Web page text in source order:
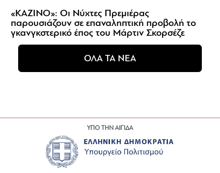
«ΚΑΖΙΝΟ»: Οι Νύχτες Πρεμιέρας
παρουσιάζουν σε επαναληπτική προβολή το
γκανγκστερικό έπος του Μάρτιν Σκορσέζε
ΟΛΑ ΤΑ ΝΕΑ
ΥΠΟ ΤΗΝ ΑΙΓΙΔΑ